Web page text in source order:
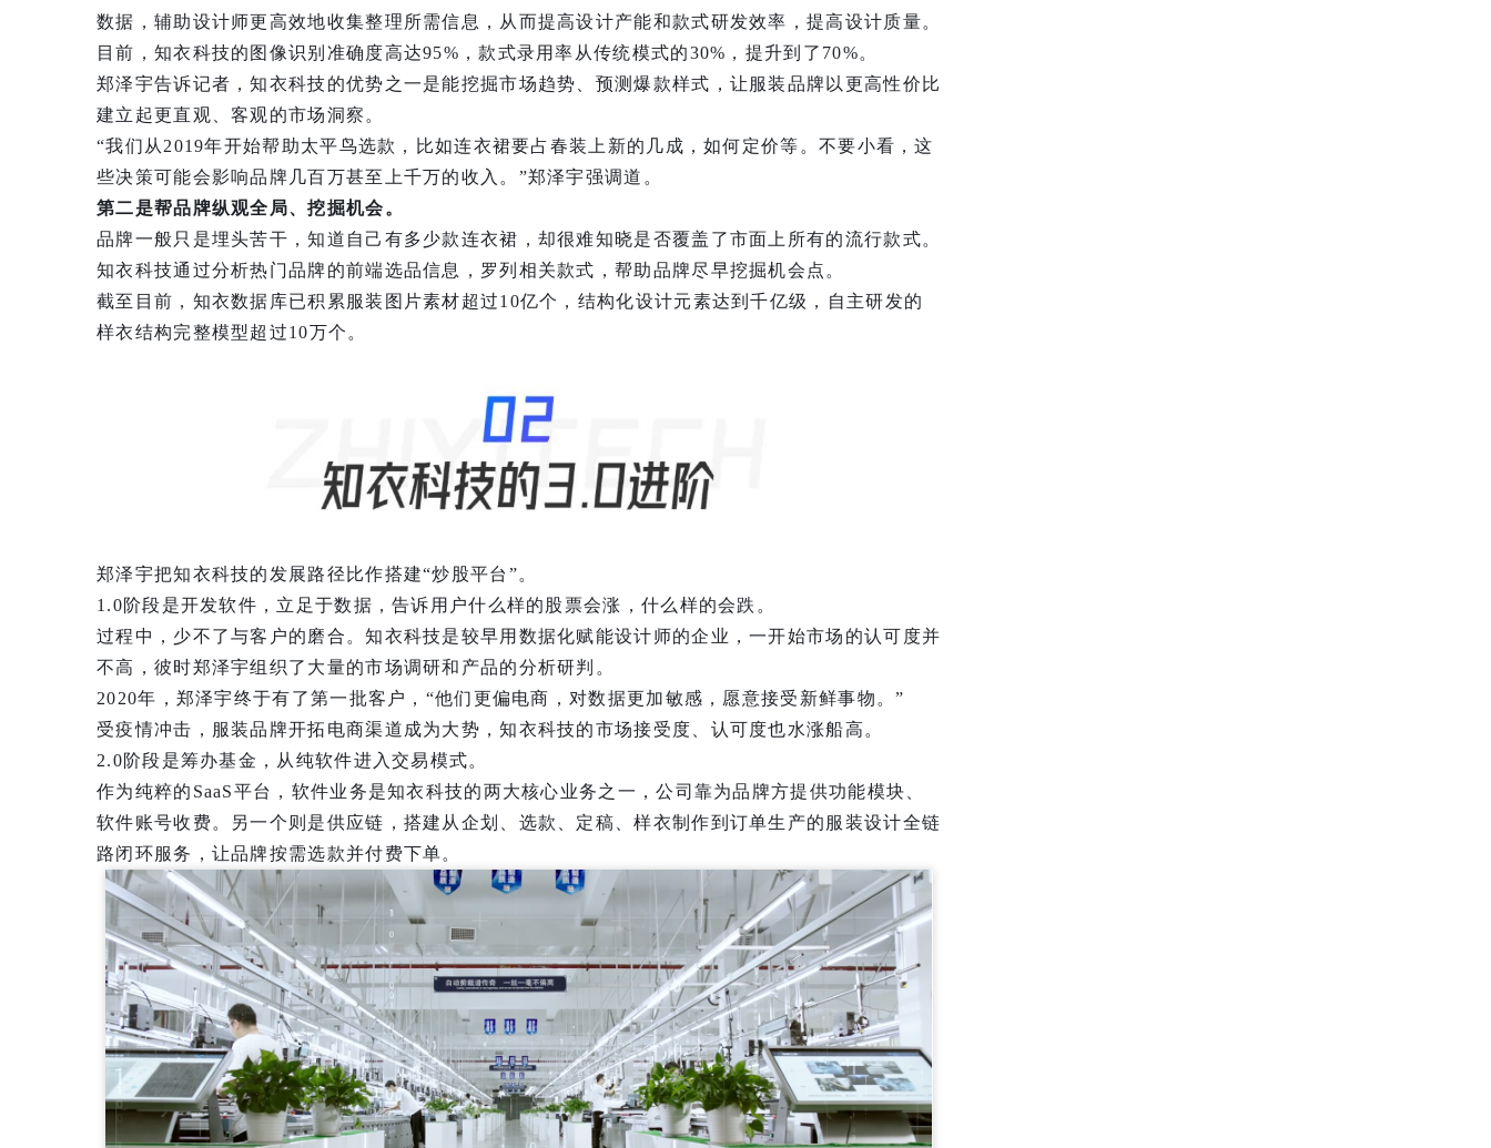
数据，辅助设计师更高效地收集整理所需信息，从而提高设计产能和款式研发效率，提高设计质量。
目前，知衣科技的图像识别准确度高达95%，款式录用率从传统模式的30%，提升到了70%。
郑泽宇告诉记者，知衣科技的优势之一是能挖掘市场趋势、预测爆款样式，让服装品牌以更高性价比
建立起更直观、客观的市场洞察。
“我们从2019年开始帮助太平鸟选款，比如连衣裙要占春装上新的几成，如何定价等。不要小看，这
些决策可能会影响品牌几百万甚至上千万的收入。”郑泽宇强调道。
第二是帮品牌纵观全局、挖掘机会。
品牌一般只是埋头苦干，知道自己有多少款连衣裙，却很难知晓是否覆盖了市面上所有的流行款式。
知衣科技通过分析热门品牌的前端选品信息，罗列相关款式，帮助品牌尽早挖掘机会点。
截至目前，知衣数据库已积累服装图片素材超过10亿个，结构化设计元素达到千亿级，自主研发的
样衣结构完整模型超过10万个。
郑泽宇把知衣科技的发展路径比作搭建“炒股平台”。
1.0阶段是开发软件，立足于数据，告诉用户什么样的股票会涨，什么样的会跌。
过程中，少不了与客户的磨合。知衣科技是较早用数据化赋能设计师的企业，一开始市场的认可度并
不高，彼时郑泽宇组织了大量的市场调研和产品的分析研判。
2020年，郑泽宇终于有了第一批客户，“他们更偏电商，对数据更加敏感，愿意接受新鲜事物。”
受疫情冲击，服装品牌开拓电商渠道成为大势，知衣科技的市场接受度、认可度也水涨船高。
2.0阶段是筹办基金，从纯软件进入交易模式。
作为纯粹的SaaS平台，软件业务是知衣科技的两大核心业务之一，公司靠为品牌方提供功能模块、
软件账号收费。另一个则是供应链，搭建从企划、选款、定稿、样衣制作到订单生产的服装设计全链
路闭环服务，让品牌按需选款并付费下单。